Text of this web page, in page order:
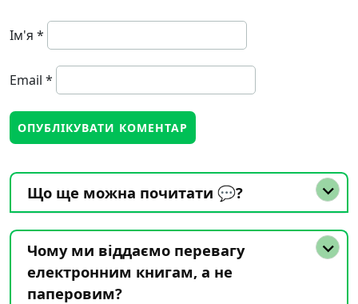
Ім'я *
Email *
Що ще можна почитати 💬?
Чому ми віддаємо перевагу
електронним книгам, а не
паперовим?